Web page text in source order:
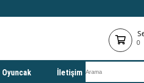
0
Oyuncak İletişim